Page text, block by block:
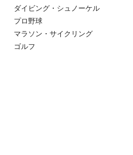
ダイビング・シュノーケル
プロ野球
マラソン・サイクリング
ゴルフ